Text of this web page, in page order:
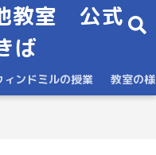
教室 公式
ば
ィンドミルの授業 教室の